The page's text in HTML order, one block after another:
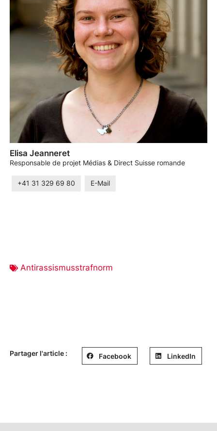
Elisa Jeanneret
Responsable de projet Médias & Direct Suisse romande
+41 31 329 69 80 E-Mail
Antirassismusstrafnorm
Partager l'article : Facebook LinkedIn